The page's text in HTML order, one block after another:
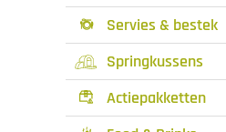

Servies & bestek
Springkussens
 Actiepakketten